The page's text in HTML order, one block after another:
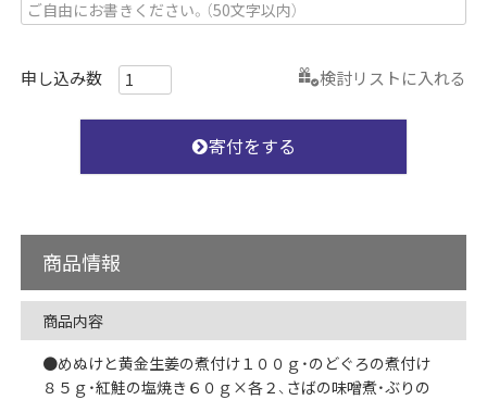
検討リストに入れる
寄付をする
商品情報
商品内容
●めぬけと黄金生姜の煮付け１００ｇ・のどぐろの煮付け
８５ｇ・紅鮭の塩焼き６０ｇ×各２、さばの味噌煮・ぶりの